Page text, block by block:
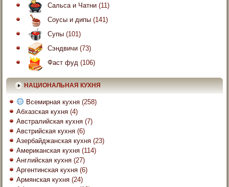
Сальса и Чатни (11)
Соусы и дипы (141)
Супы (101)
Сэндвичи (73)
Фаст фуд (106)
НАЦИОНАЛЬНАЯ КУХНЯ
Всемирная кухня (258)
Абхазская кухня (4)
Австралийская кухня (7)
Австрийская кухня (6)
Азербайджанская кухня (23)
Американская кухня (114)
Английская кухня (27)
Аргентинская кухня (6)
Армянская кухня (24)